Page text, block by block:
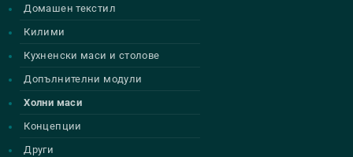
Домашен текстил
Килими
Кухненски маси и столове
Допълнителни модули
Холни маси
Концепции
Други